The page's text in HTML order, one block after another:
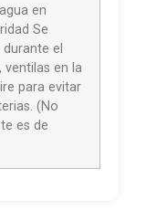
en
Se
el
en la
para evitar
(No
es de